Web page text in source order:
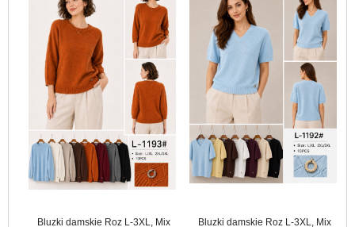
Bluzki damskie Roz L-3XL, Mix Bluzki damskie Roz L-3XL, Mix